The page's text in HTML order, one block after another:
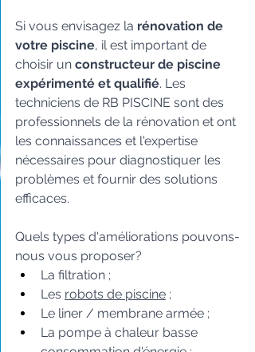
Si vous envisagez la rénovation de
votre piscine, il est important de
choisir un constructeur de piscine
expérimenté et qualifié. Les
techniciens de RB PISCINE sont des
professionnels de la rénovation et ont
les connaissances et l'expertise
nécessaires pour diagnostiquer les
problèmes et fournir des solutions
efficaces.
Quels types d'améliorations pouvons-
nous vous proposer?
La filtration ;
Les robots de piscine ;
Le liner / membrane armée ;
La pompe à chaleur basse